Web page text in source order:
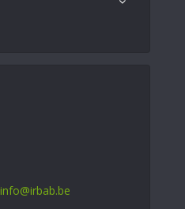
info@irbab.be